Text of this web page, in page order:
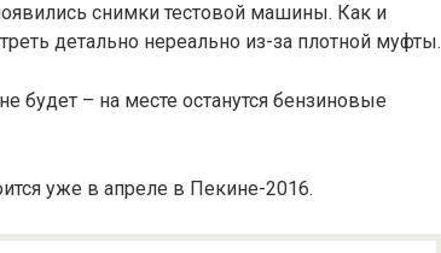
снимки тестовой машины. Как и
детально нереально из-за плотной муфты.
будет – на месте останутся бензиновые
уже в апреле в Пекине-2016.